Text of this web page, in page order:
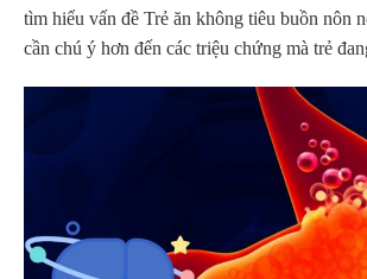
tìm hiểu vấn đề Trẻ ăn không tiêu buồn nôn
cần chú ý hơn đến các triệu chứng mà trẻ